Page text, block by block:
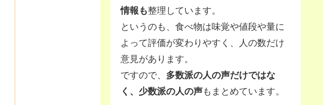
情報も整理しています。
というのも、食べ物は味覚や値段や量に
よって評価が変わりやすく、人の数だけ
意見があります。
ですので、 多数派の人の声だけではな
く、少数派の人の声もまとめています。